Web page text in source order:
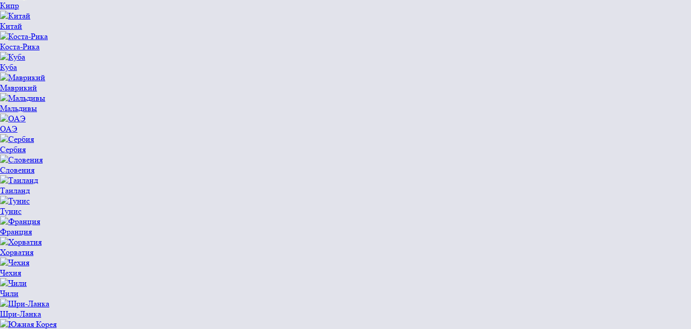
Кипр
Китай
Коста-Рика
Куба
Маврикий
Мальдивы
ОАЭ
Сербия
Словения
Таиланд
Тунис
Франция
Хорватия
Чехия
Чили
Шри-Ланка